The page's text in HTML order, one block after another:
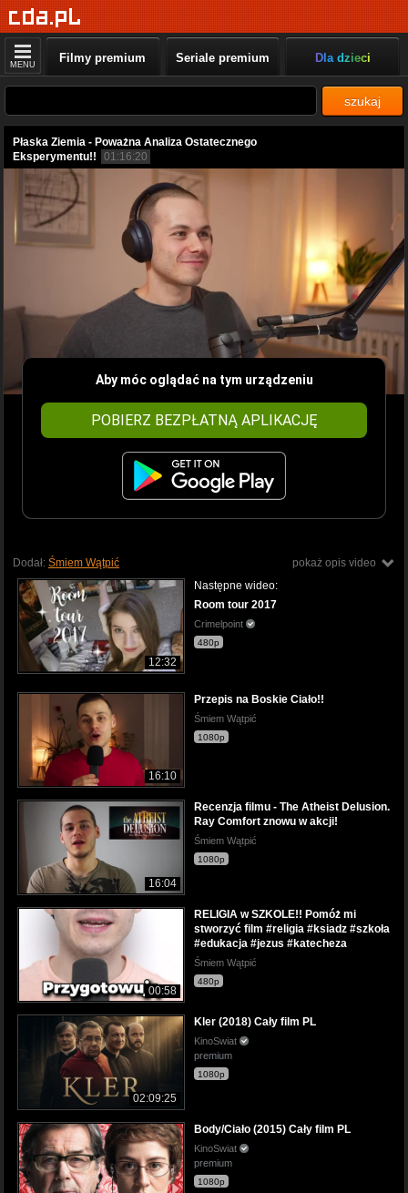
MENU Filmy premium Seriale premium Dla dzieci
szukaj
Płaska Ziemia - Poważna Analiza Ostatecznego
Eksperymentu!!
01:16:20
Aby móc oglądać na tym urządzeniu
POBIERZ BEZPŁATNĄ APLIKACJĘ
pokaż opis video
Dodał: Śmiem Wątpić
12:32
Następne wideo:
Room tour 2017
Crimelpoint
480p
16:10
Przepis na Boskie Ciało!!
Śmiem Wątpić
1080p
16:04
Recenzja filmu - The Atheist Delusion.
Ray Comfort znowu w akcji!
Śmiem Wątpić
1080p
00:58
RELIGIA w SZKOLE!! Pomóż mi
stworzyć film #religia #ksiadz #szkoła
#edukacja #jezus #katecheza
Śmiem Wątpić
480p
02:09:25
Kler (2018) Cały film PL
KinoSwiat
premium
1080p
Body/Ciało (2015) Cały film PL
KinoSwiat
premium
1080p